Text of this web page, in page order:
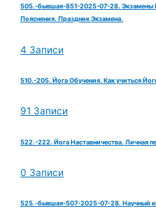
505.-бывшая-851-2025-07-28. Экзамены
Пояснения. Праздник Экзамена.
4 Записи
510.-205. Йога Обучения. Как учиться
91 Записи
522.-222. Йога Наставничества. Личная
0 Записи
525.-бывшая-507-2025-07-28. Научный